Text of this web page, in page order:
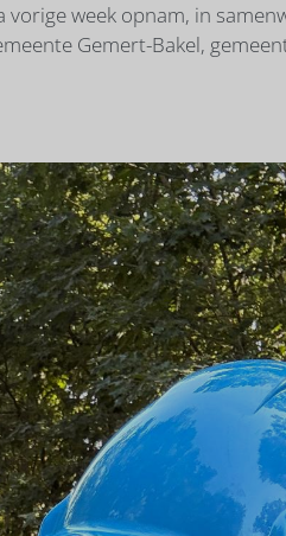
vorige week opnam, in
Gemert-Bakel,